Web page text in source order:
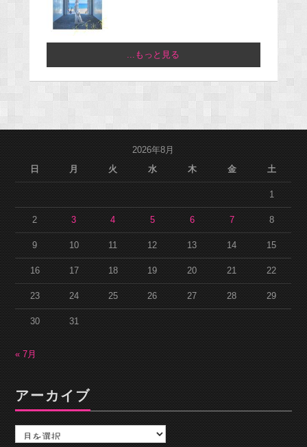
...もっと見る
2026年8月
日
月 火 水 木 金 土
1
2 3 4 5 6 7 8
9 10 11 12 13 14 15
16 17 18 19 20 21 22
23 24 25 26 27 28 29
30 31
« 7月
アーカイブ